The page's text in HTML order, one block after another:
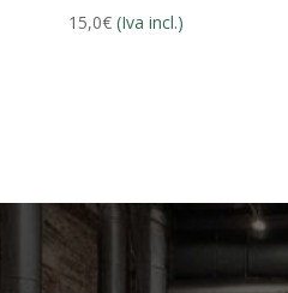
15,0€ (Iva incl.)